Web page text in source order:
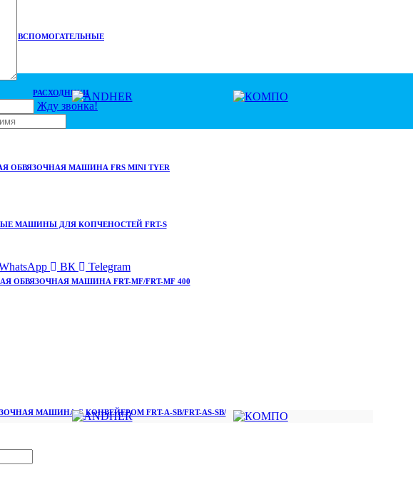
ВК Telegram
ВСПОМОГАТЕЛЬНЫЕ
РАСХОДНИКИ
ОБВЯЗОЧНАЯ МАШИНА FRS MINI TYER
МАШИНЫ ДЛЯ КОПЧЕНОСТЕЙ FRT-S
ОБВЯЗОЧНАЯ МАШИНА FRT-MF/FRT-MF 400
МАШИНА С КОНВЕЙЕРОМ FRT-A-SB/FRT-AS-SB/
Жду звонка!